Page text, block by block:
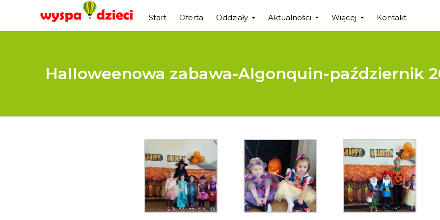
Start Oferta Oddziały Aktualności Więcej Kontakt
Halloweenowa zabawa-Algonquin-październik